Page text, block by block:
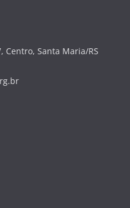
Centro, Santa Maria/RS